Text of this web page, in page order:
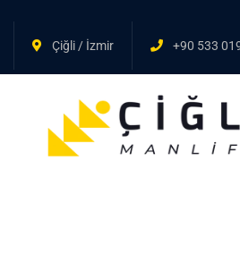
Çiğli / İzmir +90 533